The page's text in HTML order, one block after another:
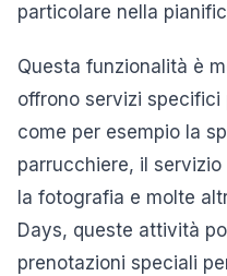
particolare nella
Questa funzionalità è
offrono servizi
come per esempio la
parrucchiere, il
la fotografia e molte
Days, queste attività
prenotazioni speciali